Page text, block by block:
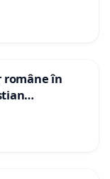
în
de